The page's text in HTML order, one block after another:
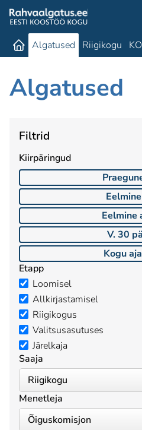
Algatused Riigikogu
Algatused
Filtrid
Kiirpäringud
Eelmine
V. 30
Kogu
Etapp
Loomisel
Allkirjastamisel
Riigikogus
Valitsusasutuses
Järelkaja
Saaja
Menetleja